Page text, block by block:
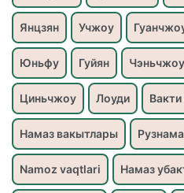
Янцзян Учжоу
Юньфу Гуйян Чэньчжоу
Циньчжоу Лоуди
Намаз вакытлары Рузнама
Namoz vaqtlari Намаз